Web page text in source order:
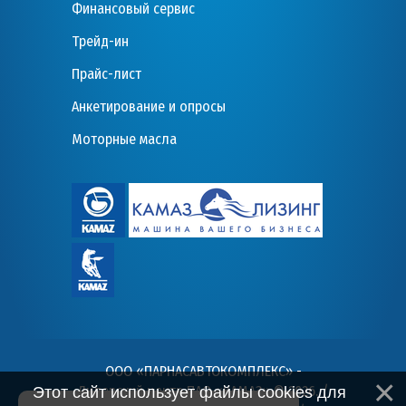
Финансовый сервис
Трейд-ин
Прайс-лист
Анкетирование и опросы
Моторные масла
ООО «ПАРНАСАВТОКОМПЛЕКС» -
Дилерский центр ПАО «КАМАЗ» © 2026. /
Этот сайт использует файлы cookies для